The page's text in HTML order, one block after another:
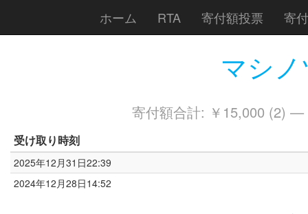
ホーム RTA 寄付額投票 寄
マシ
寄付額合計: ￥15,000 (2) —
受け取り時刻
2025年12月31日22:39
2024年12月28日14:52